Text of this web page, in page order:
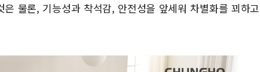
물론, 기능성과 착석감, 안전성을 앞세워 차별화를 꾀하고